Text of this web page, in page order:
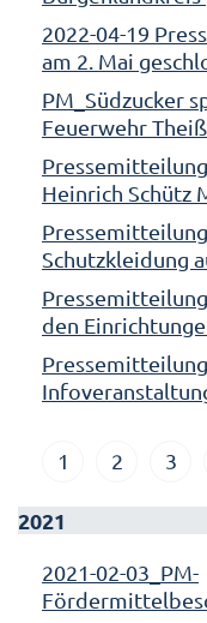
2022-04-19
am 2. Mai
PM_Südzucker
Feuerwehr
Heinrich Schütz
Schutzkleidung
den
1 2 3
2021
2021-02-03_PM-